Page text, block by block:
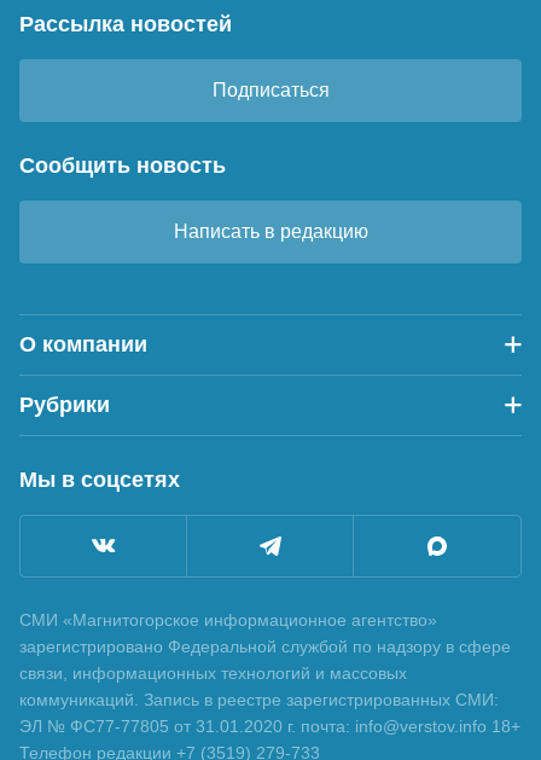
Рассылка новостей
Подписаться
Сообщить новость
Написать в редакцию
О компании
Рубрики
Мы в соцсетях
СМИ «Магнитогорское информационное агентство»
зарегистрировано Федеральной службой по надзору в сфере
связи, информационных технологий и массовых
коммуникаций. Запись в реестре зарегистрированных СМИ:
ЭЛ № ФС77-77805 от 31.01.2020 г. почта: info@verstov.info 18+
Телефон редакции +7 (3519) 279-733